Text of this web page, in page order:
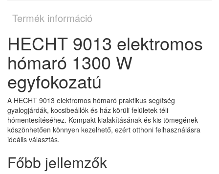
Termék információ
HECHT 9013 elektromos
hómaró 1300 W
egyfokozatú
A HECHT 9013 elektromos hómaró praktikus segítség
gyalogjárdák, kocsibeállók és ház körüli felületek téli
hómentesítéséhez. Kompakt kialakításának és kis tömegének
köszönhetően könnyen kezelhető, ezért otthoni felhasználásra
ideális választás.
Főbb jellemzők